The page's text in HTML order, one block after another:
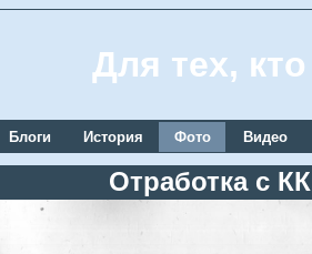
Для тех,
Блоги История Фото Видео
Отработка с